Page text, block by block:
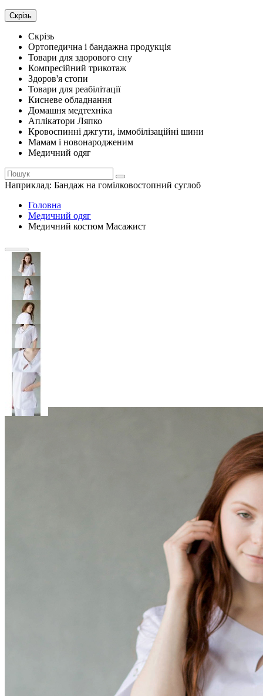
Скрізь
Скрізь
Ортопедична і бандажна продукція
Товари для здорового сну
Компресійний трикотаж
Здоров'я стопи
Товари для реабілітації
Кисневе обладнання
Домашня медтехніка
Аплікатори Ляпко
Кровоспинні джгути, іммобілізаційні шини
Мамам і новонародженим
Медичний одяг
Наприклад: Бандаж на гомілковостопний суглоб
Головна
Медичний одяг
Медичний костюм Масажист